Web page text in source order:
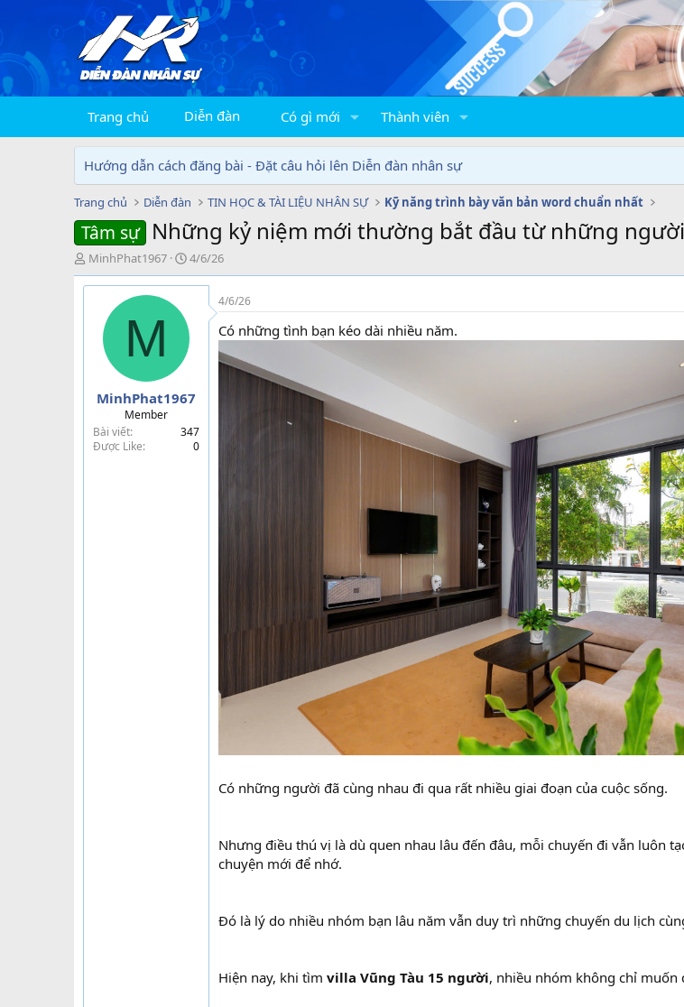
Trang chủ Diễn đàn Có gì mới Thành viên
Hướng dẫn cách đăng bài - Đặt câu hỏi lên Diễn đàn nhân sự
Trang chủ Diễn đàn TIN HỌC & TÀI LIỆU NHÂN SỰ Kỹ năng trình bày văn bản word chuẩn nhất
Tâm sự Những kỷ niệm mới thường bắt đầu từ những
T
h
r
MinhPhat1967
N
g
à
ử
4/6/26
M
MinhPhat1967
Member
Bài viết
347
Được Like
0
4/6/26
Có những tình bạn kéo dài nhiều năm.
Có những người đã cùng nhau đi qua rất nhiều giai đoạn của cuộc sống.
Nhưng điều thú vị là dù quen nhau lâu đến đâu, mỗi chuyến đi vẫn luôn
chuyện mới để nhớ.
Đó là lý do nhiều nhóm bạn lâu năm vẫn duy trì những chuyến du lịch
Hiện nay, khi tìm villa Vũng Tàu 15 người, nhiều nhóm không chỉ muốn